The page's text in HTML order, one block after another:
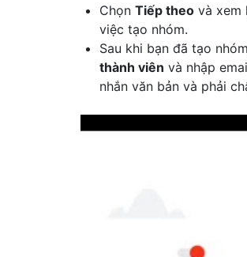
Chọn Tiếp theo và xem
việc tạo nhóm.
Sau khi bạn đã tạo
thành viên và nhập
nhắn văn bản và phải